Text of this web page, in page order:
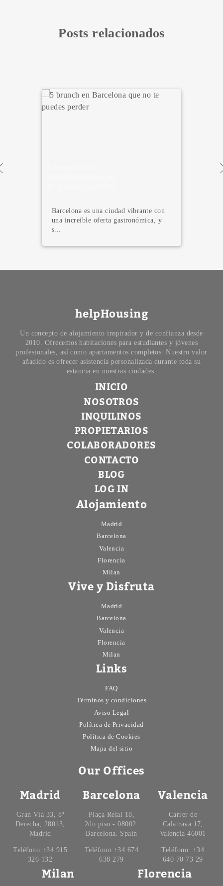
Posts relacionados
ciudad vibrante con
gastronómica, y
¿Estás pensando
helpHousing
Un concepto de alojamiento inspirador y de confianza desde
2010. Ofrecemos habitaciones para estudiantes y jóvenes
profesionales, así como apartamentos completos. Nuestro valor
añadido es ofrecer asistencia personalizada durante toda su
estancia en nuestras ciudades.
INICIO
NOSOTROS
INQUILINOS
PROPIETARIOS
COLABORADORES
CONTACTO
BLOG
LOG IN
Alojamiento
Madrid
Barcelona
Valencia
Florencia
Milan
Vive y Disfruta
Madrid
Barcelona
Valencia
Florencia
Milan
Links
FAQ
Términos y condiciones
Aviso Legal
Política de Privacidad
Política de Cookies
Mapa del sitio
Our Offices
Madrid
Gran Vía 33, 8º
Derecha, 28013,
Madrid
Teléfono:+34 915
326 132
Barcelona
Plaça Reial 18,
2do piso - 08002.
Barcelona. Spain
Teléfono:+34 674
638 279
Valencia
Carrer de
Calatrava 17,
Valencia 46001
Teléfono: +34
640 70 73 29
Milan Florencia